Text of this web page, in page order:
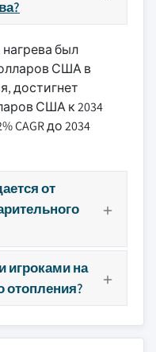
был
США в
достигнет
США к 2034
CAGR до 2034
от
игроками на
отопления?